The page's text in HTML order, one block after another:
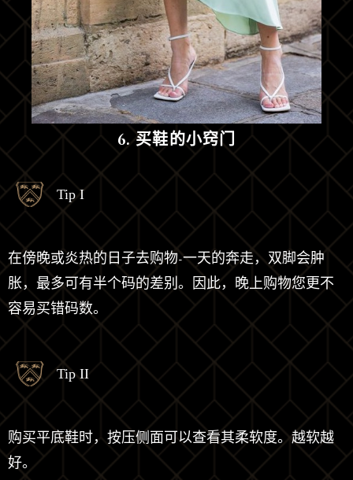
6. 买鞋的小窍门
Tip I
在傍晚或炎热的日子去购物-一天的奔走，双脚会肿
胀，最多可有半个码的差别。因此，晚上购物您更不
容易买错码数。
Tip II
购买平底鞋时，按压侧面可以查看其柔软度。越软越
好。